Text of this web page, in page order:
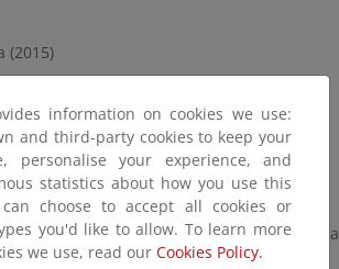
(2015)
E, 4.247.462,00 N (30 S)
para ver la galería del proyecto a
information on cookies we use:
and third-party cookies to keep your
personalise your experience, and
statistics about how you use this
choose to accept all cookies or
you'd like to allow. To learn more
we use, read our Cookies Policy.